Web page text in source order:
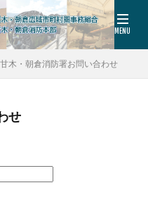
甘木・朝倉消防署お問い合わせ
せ